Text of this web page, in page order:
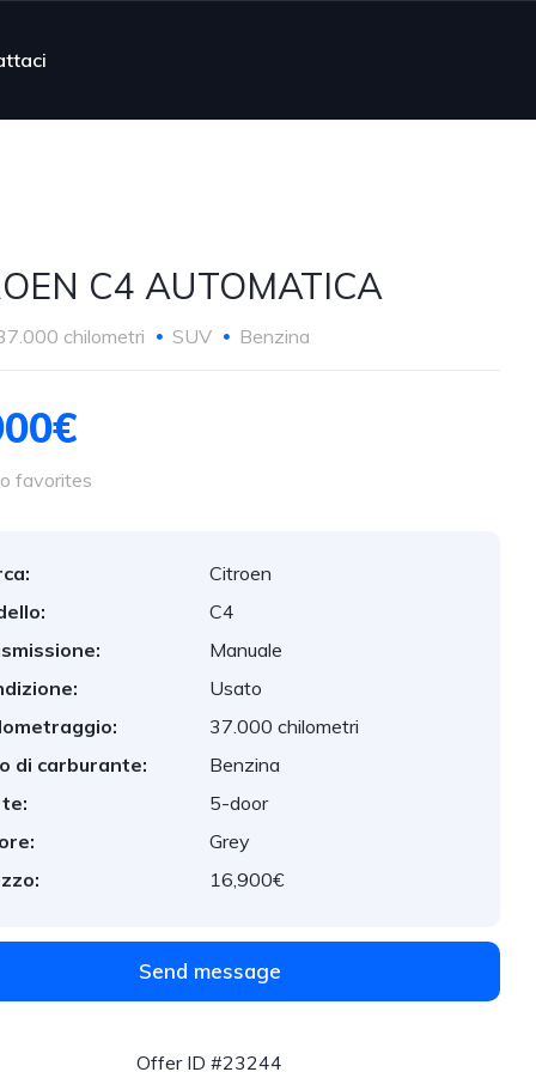
C4 AUTOMATICA
chilometri SUV Benzina
favorites
Citroen
C4
Manuale
Usato
37.000 chilometri
di carburante:
Benzina
5-door
Grey
16,900€
Send message
Offer ID #23244